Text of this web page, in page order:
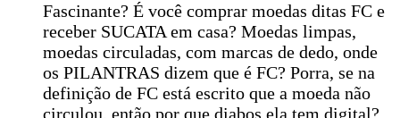
Fascinante? É você comprar moedas ditas FC e
receber SUCATA em casa? Moedas limpas,
moedas circuladas, com marcas de dedo, onde
os PILANTRAS dizem que é FC? Porra, se na
definição de FC está escrito que a moeda não
circulou, então por que diabos ela tem digital?